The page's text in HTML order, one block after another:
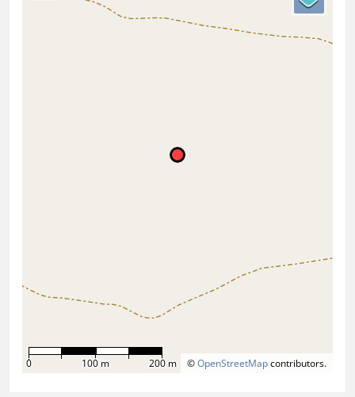
©OpenStreetMapcontributors.
0 100 m 200 m